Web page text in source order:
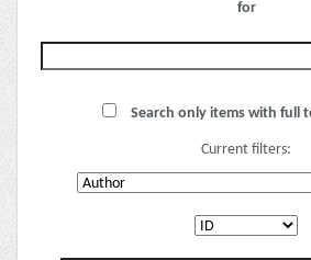
for
Search only items with full
Current filters: